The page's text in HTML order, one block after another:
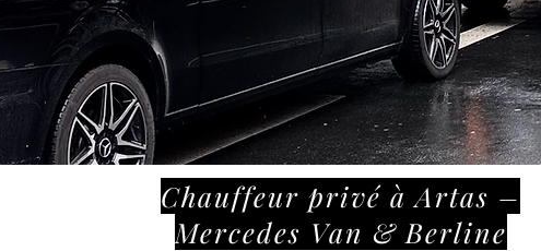
Chauffeur privé à Artas –
Mercedes Van & Berline